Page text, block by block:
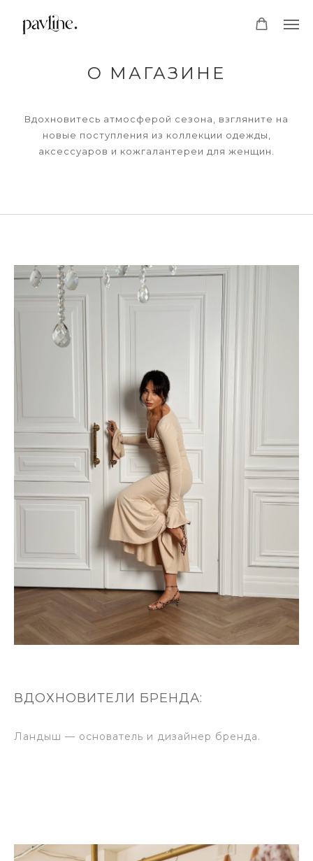
О МАГАЗИНЕ
Вдохновитесь атмосферой сезона, взгляните на
новые поступления из коллекции одежды,
аксессуаров и кожгалантереи для женщин.
ВДОХНОВИТЕЛИ БРЕНДА:
Ландыш — основатель и дизайнер бренда.